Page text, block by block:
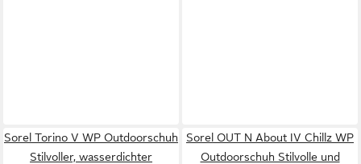
Sorel Torino V WP Outdoorschuh
Stilvoller, wasserdichter
Sorel OUT N About IV Chillz WP
Outdoorschuh Stilvolle und